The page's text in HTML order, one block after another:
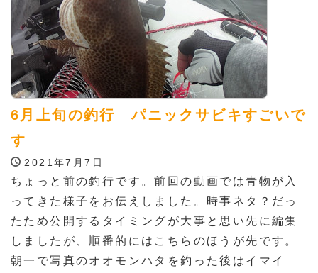
6月上旬の釣行 パニックサビキすごいで
す
2021年7月7日
ちょっと前の釣行です。前回の動画では青物が入
ってきた様子をお伝えしました。時事ネタ？だっ
たため公開するタイミングが大事と思い先に編集
しましたが、順番的にはこちらのほうが先です。
朝一で写真のオオモンハタを釣った後はイマイ